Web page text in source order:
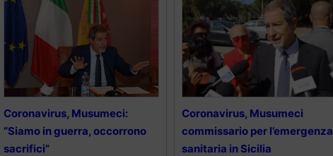
Coronavirus, Musumeci:
“Siamo in guerra, occorrono
sacrifici”
Coronavirus, Musumeci
commissario per l’emergenza
sanitaria in Sicilia